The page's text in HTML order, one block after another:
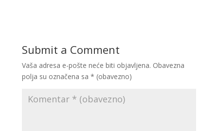
Submit a Comment
Vaša adresa e-pošte neće biti objavljena. Obavezna
polja su označena sa * (obavezno)